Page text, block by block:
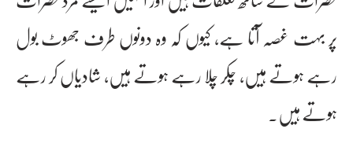
پر بہت غصہ آتا ہے، کیوں کہ وہ دونوں طرف جھوٹ بول
رہے ہوتے ہیں، چکر چلا رہے ہوتے ہیں، شادیاں کر رہے
ہوتے ہیں۔